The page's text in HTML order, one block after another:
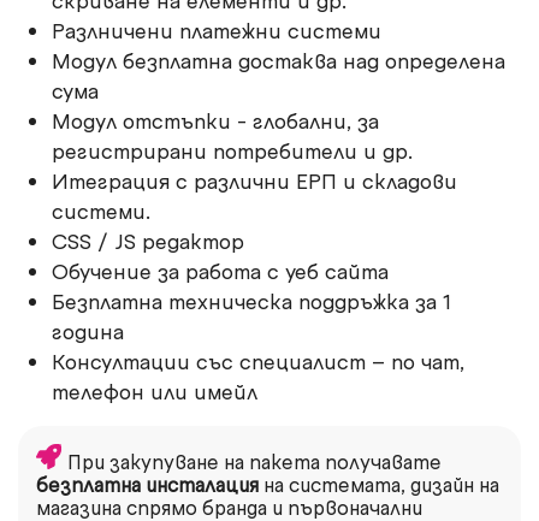
Разлничени платежни системи
Модул безплатна достаква над определена
сума
Модул отстъпки - глобални, за
регистрирани потребители и др.
Итеграция с различни ЕРП и складови
системи.
CSS / JS редактор
Обучение за работа с уеб сайта
Безплатна техническа поддръжка за 1
година
Консултации със специалист – по чат,
телефон или имейл
При закупуване на пакета получавате
безплатна инсталация на системата, дизайн на
магазина спрямо бранда и първоначални